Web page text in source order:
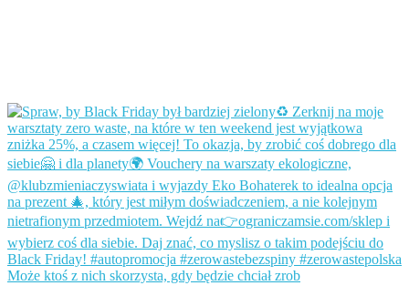
Może ktoś z nich skorzysta, gdy będzie chciał zrob